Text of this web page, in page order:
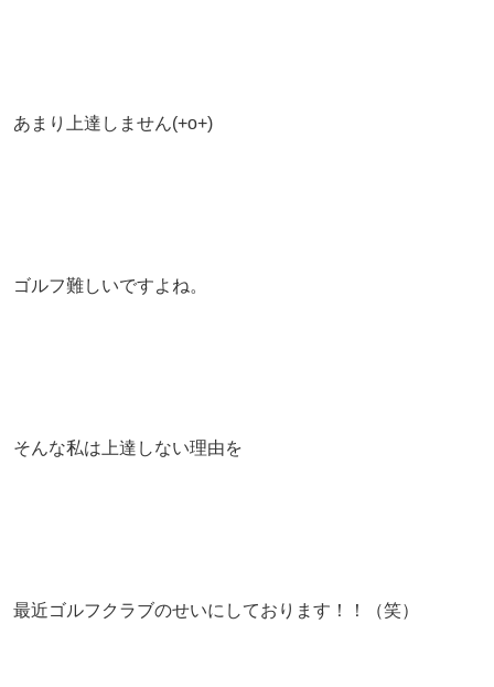
あまり上達しません(+o+)
ゴルフ難しいですよね。
そんな私は上達しない理由を
最近ゴルフクラブのせいにしております！！（笑）